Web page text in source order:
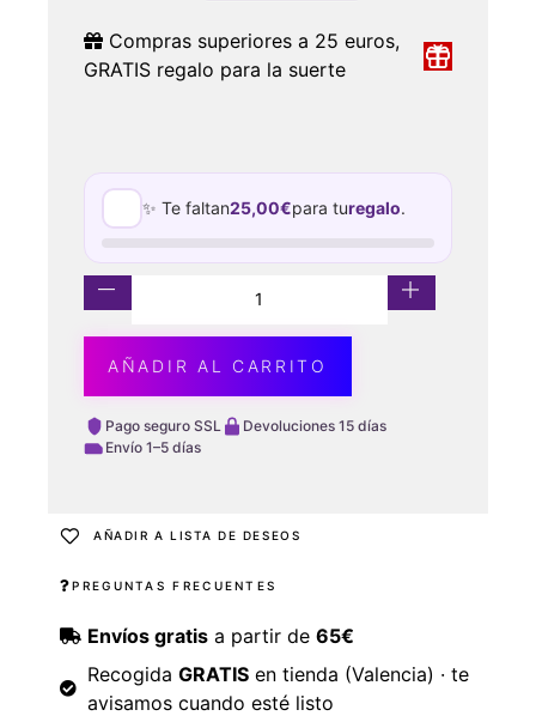
Compras superiores a 25 euros,
GRATIS regalo para la suerte
✨ Te faltan25,00€para turegalo.
AÑADIR AL CARRITO
Pago seguro SSL
Devoluciones 15 días
Envío 1–5 días
AÑADIR A LISTA DE DESEOS
PREGUNTAS FRECUENTES
Envíos gratisa partir de 65€
Recogida GRATISen tienda (Valencia) · te
avisamos cuando esté listo